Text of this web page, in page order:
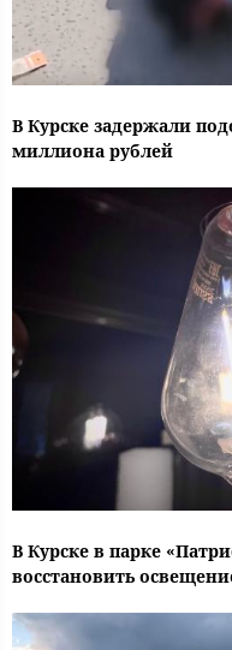
В Курске задержали
миллиона рублей
В Курске в парке
восстановить